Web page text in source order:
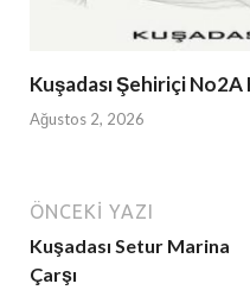
Kuşadası Şehiriçi
Ağustos 2, 2026
ÖNCEKI YAZI
Kuşadası Setur Marina
Çarşı